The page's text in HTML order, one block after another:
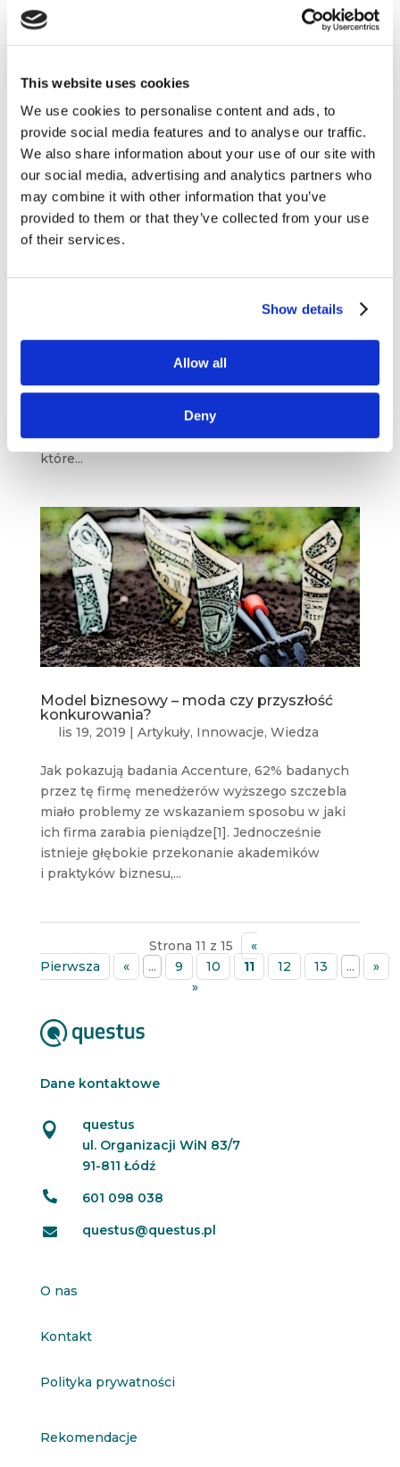
This website uses cookies
We use cookies to personalise content and ads, to
provide social media features and to analyse our traffic.
We also share information about your use of our site with
our social media, advertising and analytics partners who
may combine it with other information that you’ve
provided to them or that they’ve collected from your use
of their services.
Show details
Allow all
Deny
do sytuacji, z którą przyszło nam się mierzyć
w roku 2020. Niektóre prognozy mówią...
Wielkimi krokami zbliża się 28. finał Wielkiej
akcji, projektu charytatywnego, który jest
ewenementem na skalę nie tylko europejską.
Trudno znaleźć przykłady podobnych inicjatyw,
które...
Model biznesowy – moda czy przyszłość
konkurowania?
lis 19, 2019 | Artykuły, Innowacje, Wiedza
Jak pokazują badania Accenture, 62% badanych
przez tę firmę menedżerów wyższego szczebla
miało problemy ze wskazaniem sposobu w jaki
ich firma zarabia pieniądze[1]. Jednocześnie
istnieje głębokie przekonanie akademików
i praktyków biznesu,...
Strona 11 z 15
«
Pierwsza
« ... 9 10 11 12 13 ...
»
»
Dane kontaktowe

questus
ul. Organizacji WiN 83/7
91-811 Łódź
 601 098 038
 questus@questus.pl
O nas
Kontakt
Polityka prywatności
Rekomendacje